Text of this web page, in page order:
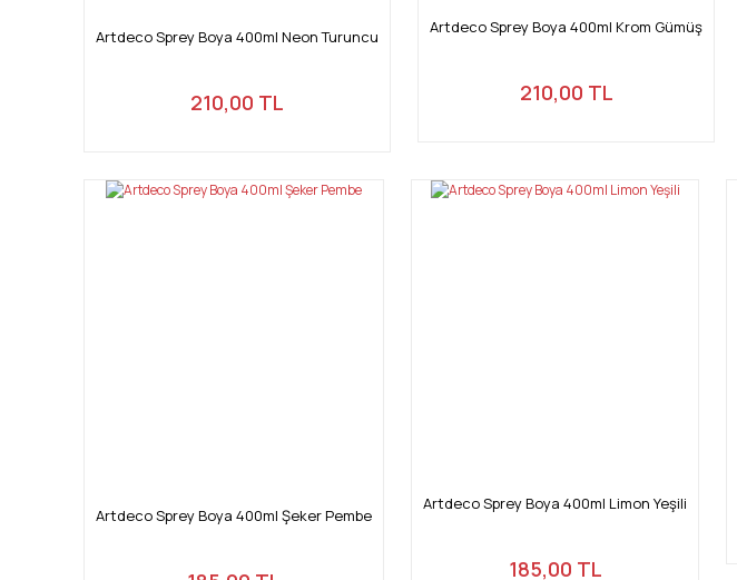
Artdeco Sprey Boya 400ml Neon Turuncu
210,00 TL
Artdeco Sprey Boya 400ml Krom Gümüş
210,00 TL
Artdeco Sprey Boya 400ml Şeker Pembe
Artdeco Sprey Boya 400ml Limon Yeşili
185,00 TL